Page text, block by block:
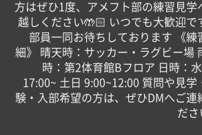
方はぜひ1度、アメフト部の練習見学
越しください🤲🏻 いつでも大歓迎で
部員一同お待ちしております 《練
細》 晴天時：サッカー・ラグビー場
時：第2体育館Bフロア 日時：
17:00~ 土日 9:00~12:00 質問や見学
験・入部希望の方は、ぜひDMへご連
ださ